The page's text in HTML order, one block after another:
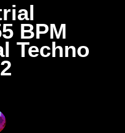
Später
|
01:02:33
BPM
Techno